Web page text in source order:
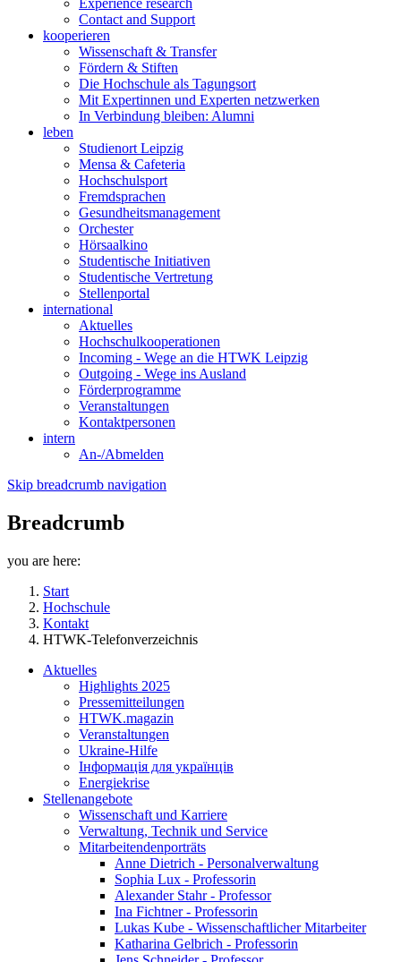
Experience research
Contact and Support
kooperieren
Wissenschaft & Transfer
Fördern & Stiften
Die Hochschule als Tagungsort
Mit Expertinnen und Experten netzwerken
In Verbindung bleiben: Alumni
leben
Studienort Leipzig
Mensa & Cafeteria
Hochschulsport
Fremdsprachen
Gesundheitsmanagement
Orchester
Hörsaalkino
Studentische Initiativen
Studentische Vertretung
Stellenportal
international
Aktuelles
Hochschulkooperationen
Incoming - Wege an die HTWK Leipzig
Outgoing - Wege ins Ausland
Förderprogramme
Veranstaltungen
Kontaktpersonen
intern
An-/Abmelden
Skip breadcrumb navigation
Breadcrumb
you are here:
Start
Hochschule
Kontakt
HTWK-Telefonverzeichnis
Aktuelles
Highlights 2025
Pressemitteilungen
HTWK.magazin
Veranstaltungen
Ukraine-Hilfe
Інформація для українців
Energiekrise
Stellenangebote
Wissenschaft und Karriere
Verwaltung, Technik und Service
Mitarbeitendenporträts
Anne Dietrich - Personalverwaltung
Sophia Lux - Professorin
Alexander Stahr - Professor
Ina Fichtner - Professorin
Lukas Kube - Wissenschaftlicher Mitarbeiter
Katharina Gelbrich - Professorin